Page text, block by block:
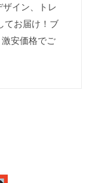
イン、トレ
てお届け！ブ
安価格でご